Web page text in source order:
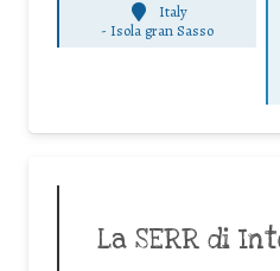
Italy
- Isola gran Sasso
La SERR di